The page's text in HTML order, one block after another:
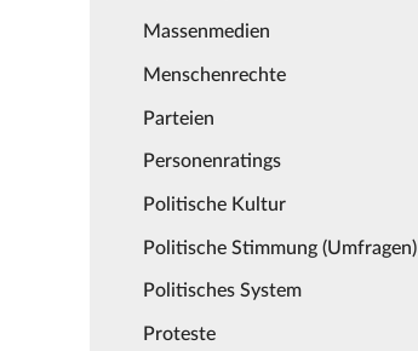
Massenmedien
Menschenrechte
Parteien
Personenratings
Politische Kultur
Politische Stimmung (Umfragen)
Politisches System
Proteste